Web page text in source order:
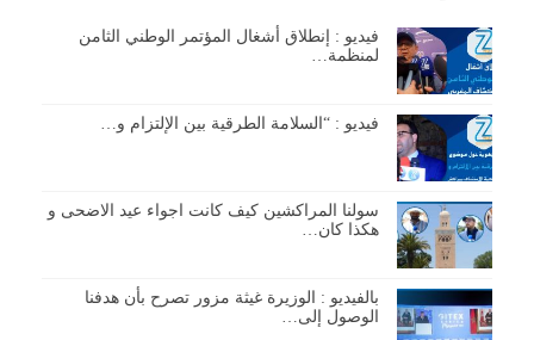
فيديو : إنطلاق أشغال المؤتمر الوطني الثامن
لمنظمة…
فيديو : “السلامة الطرقية بين الإلتزام و…
سولنا المراكشين كيف كانت اجواء عيد الاضحى و
هكذا كان…
بالفيديو : الوزيرة غيثة مزور تصرح بأن هدفنا
الوصول إلى…